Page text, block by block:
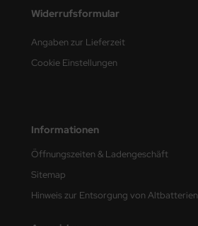
Widerrufsformular
Angaben zur Lieferzeit
Cookie Einstellungen
Informationen
Öffnungszeiten & Ladengeschäft
Sitemap
Hinweis zur Entsorgung von Altbatterien